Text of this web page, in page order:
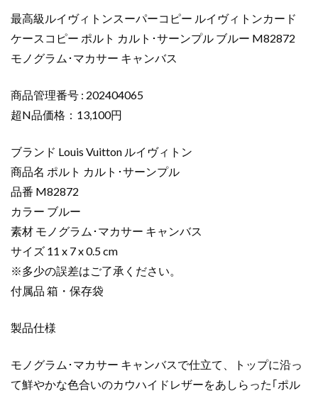
ヴ
ィ
ト
カ
ー
ケ
ス
コ
ピ
ー
ポ
ル
カ
ト･
ー
ン
最高級ルイヴィトンスーパーコピー ルイヴィトンカード
ケースコピー ポルト カルト･サーンプル ブルー M82872
モノグラム･マカサー キャンバス
商品管理番号 : 202404065
超N品価格：13,100円
ブランド Louis Vuitton ルイヴィトン
商品名 ポルト カルト･サーンプル
品番 M82872
カラー ブルー
素材 モノグラム･マカサー キャンバス
サイズ 11 x 7 x 0.5 cm
※多少の誤差はご了承ください。
付属品 箱・保存袋
製品仕様
モノグラム･マカサー キャンバスで仕立て、トップに沿っ
て鮮やかな色合いのカウハイドレザーをあしらった｢ポル